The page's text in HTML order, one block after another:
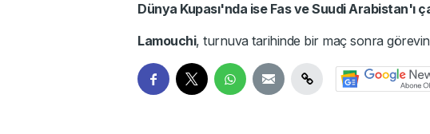
Dünya Kupası'nda ise Fas ve Suudi Arabistan'ı
Lamouchi, turnuva tarihinde bir maç sonra